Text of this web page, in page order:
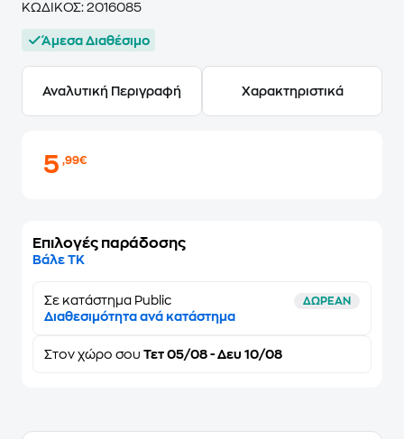
ΚΩΔΙΚΟΣ: 2016085
Άμεσα Διαθέσιμο
Αναλυτική Περιγραφή Χαρακτηριστικά
5,99€
Επιλογές παράδοσης
Βάλε ΤΚ
Σε κατάστημα Public ΔΩΡΕΑΝ
Διαθεσιμότητα ανά κατάστημα
Στον χώρο σου Τετ 05/08 - Δευ 10/08